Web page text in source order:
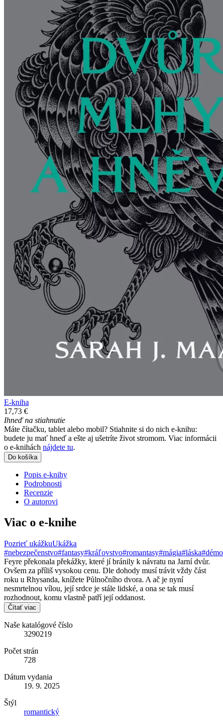
E-kniha
17,73 €
Ihneď na stiahnutie
Máte čítačku, tablet alebo mobil? Stiahnite si do nich e-knihu:
budete ju mať hneď a ešte aj ušetríte život stromom. Viac informácii
o e-knihách nájdete tu.
Do košíka
Popis e-knihy
Podrobnosti
Recenzie
O autorovi
Viac o e-knihe
Pozrieť ukážkuUkážka
#nebezpečenstvo#fantasy#kráľovstvo#romantasy#mágia#láska
Feyre překonala překážky, které jí bránily k návratu na Jarní dvůr.
Ovšem za příliš vysokou cenu. Dle dohody musí trávit vždy část
roku u Rhysanda, knížete Půlnočního dvora. A ač je nyní
nesmrtelnou vílou, její srdce je stále lidské, a ona se tak musí
rozhodnout, komu vlastně patří její oddanost.
Čítať viac
Naše katalógové číslo
3290219
Počet strán
728
Dátum vydania
19. 9. 2025
Štýl
romantický